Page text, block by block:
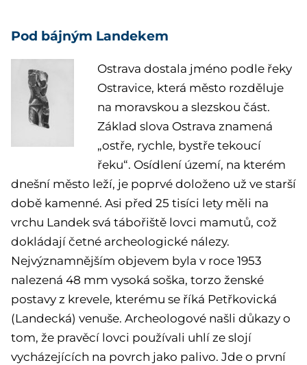
Pod bájným Landekem
Ostrava dostala jméno podle řeky
Ostravice, která město rozděluje
na moravskou a slezskou část.
Základ slova Ostrava znamená
„ostře, rychle, bystře tekoucí
řeku“. Osídlení území, na kterém
dnešní město leží, je poprvé doloženo už ve starší
době kamenné. Asi před 25 tisíci lety měli na
vrchu Landek svá tábořiště lovci mamutů, což
dokládají četné archeologické nálezy.
Nejvýznamnějším objevem byla v roce 1953
nalezená 48 mm vysoká soška, torzo ženské
postavy z krevele, kterému se říká Petřkovická
(Landecká) venuše. Archeologové našli důkazy o
tom, že pravěcí lovci používali uhlí ze slojí
vycházejících na povrch jako palivo. Jde o první